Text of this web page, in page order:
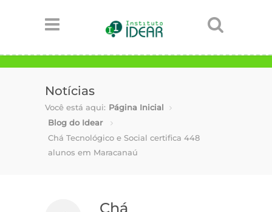
Notícias
Você está aqui: Página Inicial
Blog do Idear
Chá Tecnológico e Social certifica 448
alunos em Maracanaú
Chá